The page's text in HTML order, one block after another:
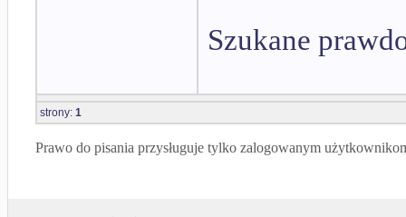
Szukane
strony: 1
Prawo do pisania przysługuje tylko zalogowanym